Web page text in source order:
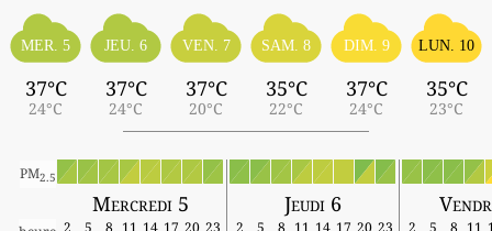
MER. 5
37°C
24°C
JEU. 6
37°C
24°C
VEN. 7
37°C
20°C
SAM. 8
35°C
22°C
DIM. 9
37°C
24°C
LUN. 10
35°C
23°C
PM2.5
Mercredi 5 Jeudi 6
2 5 8 11 14 17 20 23 2 5 8 11 14 17 20 23 2 5 8 11